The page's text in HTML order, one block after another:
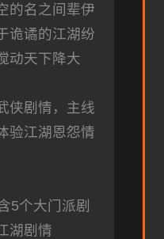
的名之间辈伊
诡谲的江湖纷
动天下降大
剧情，主线
验江湖恩怨情
个大门派剧
湖剧情